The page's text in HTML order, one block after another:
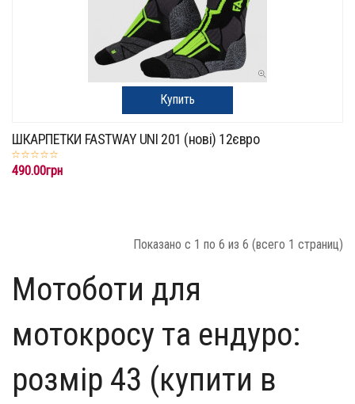
Купить
ШКАРПЕТКИ FASTWAY UNI 201 (нові) 12євро
490.00грн
Показано с 1 по 6 из 6 (всего 1 страниц)
Мотоботи для
мотокросу та ендуро:
розмір 43 (купити в